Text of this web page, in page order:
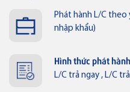
Phát hành L/C theo
nhập khẩu)
Hình thức phát hành
L/C trả ngay , L/C